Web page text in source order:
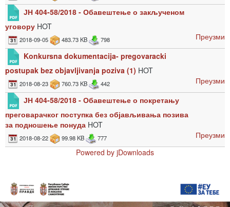
ЈН 404-58/2018 - Обавештење о закљученом
уговору HOT
2018-09-05 483.73 KB 798
Преузми
Konkursna dokumentacija- pregovaracki
postupak bez objavljivanja poziva (1) HOT
2018-08-23 760.73 KB 442
Преузми
ЈН 404-58/2018 - Обавештење о покретању
преговарачког поступка без објављивања позива
за подношење понуда HOT
2018-08-22 99.98 KB 777
Преузми
Powered by jDownloads